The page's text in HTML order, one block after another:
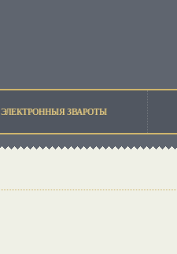
ЭЛЕКТРОННЫЯ ЗВАРОТЫ